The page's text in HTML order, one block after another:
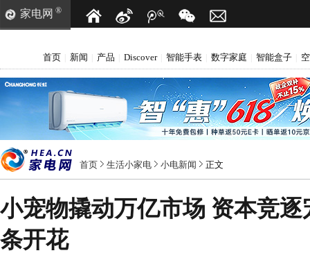
家电网 ®
首页 新闻 产品 Discover 智能手表 数字家庭 智能盒子
首页 生活小家电 小电新闻 正文
小宠物撬动万亿市场 资本竞
条开花